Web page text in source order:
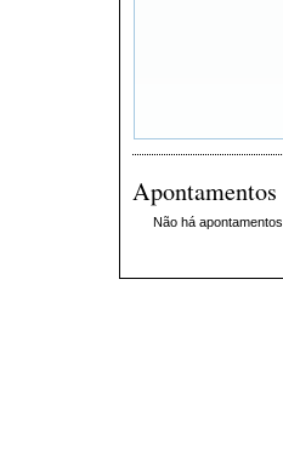
Apontamentos
Não há apontamentos.